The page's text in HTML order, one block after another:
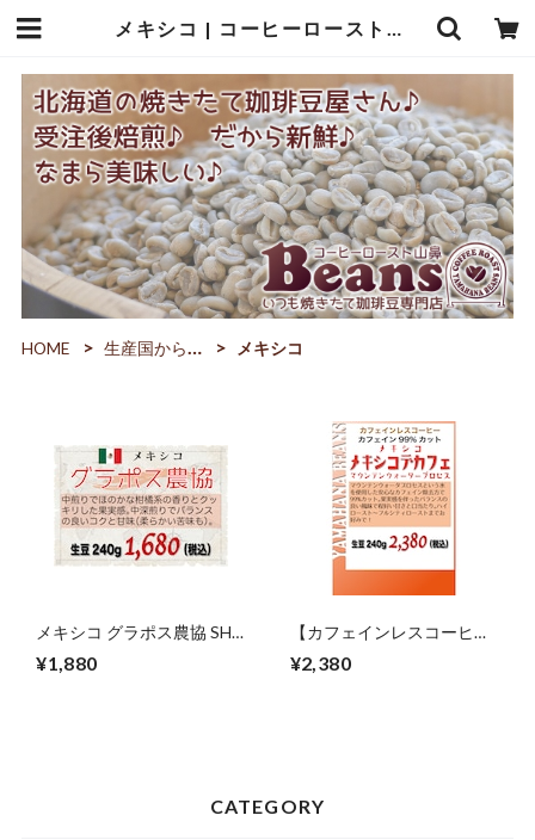
メキシコ | コーヒーロースト山鼻Beans
HOME 生産国から選ぶ メキシコ
メキシコ グラポス農協 SHG
シコ）生豆240gを焙煎
¥1,880
【カフェインレスコーヒ
ーガニック）生豆240gを焙
¥2,380
CATEGORY